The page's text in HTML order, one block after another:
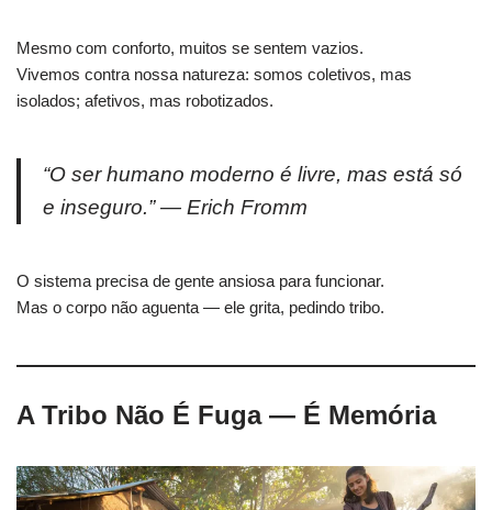
Mesmo com conforto, muitos se sentem vazios.
Vivemos contra nossa natureza: somos coletivos, mas
isolados; afetivos, mas robotizados.
“O ser humano moderno é livre, mas está só
e inseguro.” — Erich Fromm
O sistema precisa de gente ansiosa para funcionar.
Mas o corpo não aguenta — ele grita, pedindo tribo.
A Tribo Não É Fuga — É Memória